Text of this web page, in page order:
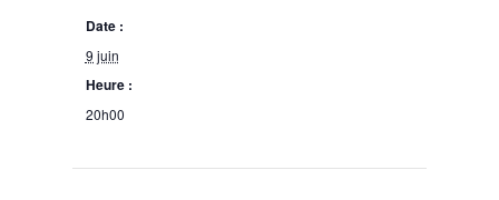
Date :
9 juin
Heure :
20h00